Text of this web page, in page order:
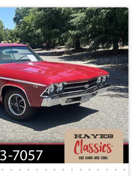
• • • • • • • • • • • • • • •